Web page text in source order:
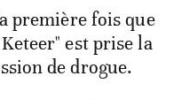
première fois que
est prise la
de drogue.